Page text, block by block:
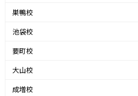
巣鴨校
池袋校
要町校
大山校
成増校